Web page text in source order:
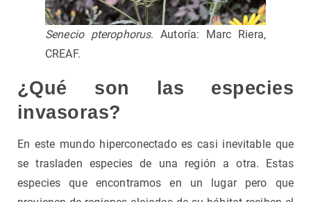
Senecio pterophorus. Autoría: Marc Riera,
CREAF.
¿Qué son las especies
invasoras?
En este mundo hiperconectado es casi inevitable que
se trasladen especies de una región a otra. Estas
especies que encontramos en un lugar pero que